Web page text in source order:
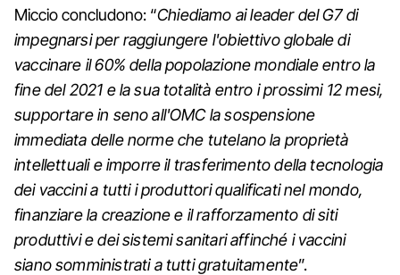
Miccio concludono: “Chiediamo ai leader del G7 di
impegnarsi per raggiungere l'obiettivo globale di
vaccinare il 60% della popolazione mondiale entro la
fine del 2021 e la sua totalità entro i prossimi 12 mesi,
supportare in seno all'OMC la sospensione
immediata delle norme che tutelano la proprietà
intellettuali e imporre il trasferimento della tecnologia
dei vaccini a tutti i produttori qualificati nel mondo,
finanziare la creazione e il rafforzamento di siti
produttivi e dei sistemi sanitari affinché i vaccini
siano somministrati a tutti gratuitamente”.